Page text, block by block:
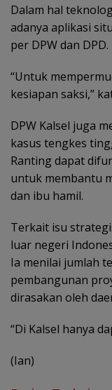
Dalam hal
adanya aplikasi
per DPW dan DPD.
“Untuk
kesiapan saksi,”
DPW Kalsel juga
kasus tengkes
Ranting dapat
untuk membantu
dan ibu hamil.
Terkait isu
luar negeri
Ia menilai jumlah
pembangunan
dirasakan oleh
“Di Kalsel hanya
(Ian)